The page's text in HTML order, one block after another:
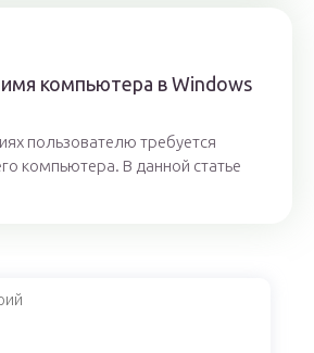
компьютера в Windows
пользователю требуется
компьютера. В данной статье